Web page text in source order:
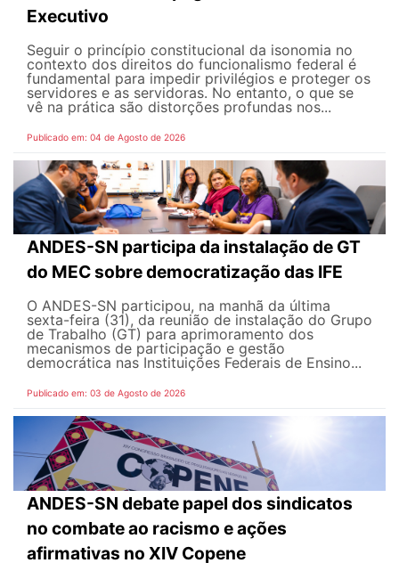
Executivo
Seguir o princípio constitucional da isonomia no
contexto dos direitos do funcionalismo federal é
fundamental para impedir privilégios e proteger os
servidores e as servidoras. No entanto, o que se
vê na prática são distorções profundas nos...
Publicado em: 04 de Agosto de 2026
ANDES-SN participa da instalação de GT
do MEC sobre democratização das IFE
O ANDES-SN participou, na manhã da última
sexta-feira (31), da reunião de instalação do Grupo
de Trabalho (GT) para aprimoramento dos
mecanismos de participação e gestão
democrática nas Instituições Federais de Ensino...
Publicado em: 03 de Agosto de 2026
ANDES-SN debate papel dos sindicatos
no combate ao racismo e ações
afirmativas no XIV Copene